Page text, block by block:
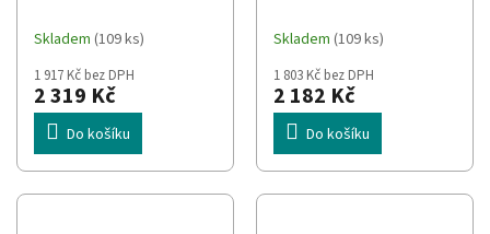
Skladem (109 ks)
1 917 Kč bez DPH
2 319 Kč
Do košíku
Skladem (109 ks)
1 803 Kč bez DPH
2 182 Kč
Do košíku